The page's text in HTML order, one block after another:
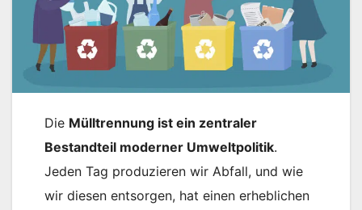
Die Mülltrennung ist ein zentraler
Bestandteil moderner Umweltpolitik.
Jeden Tag produzieren wir Abfall, und wie
wir diesen entsorgen, hat einen erheblichen